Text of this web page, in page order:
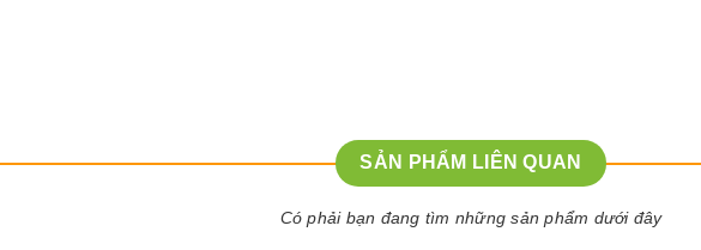
SẢN PHẨM LIÊN QUAN
Có phải bạn đang tìm những sản phẩm dưới đây